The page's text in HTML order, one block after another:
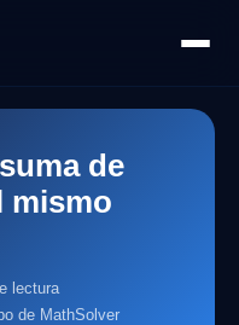
de
mismo
lectura
de MathSolver